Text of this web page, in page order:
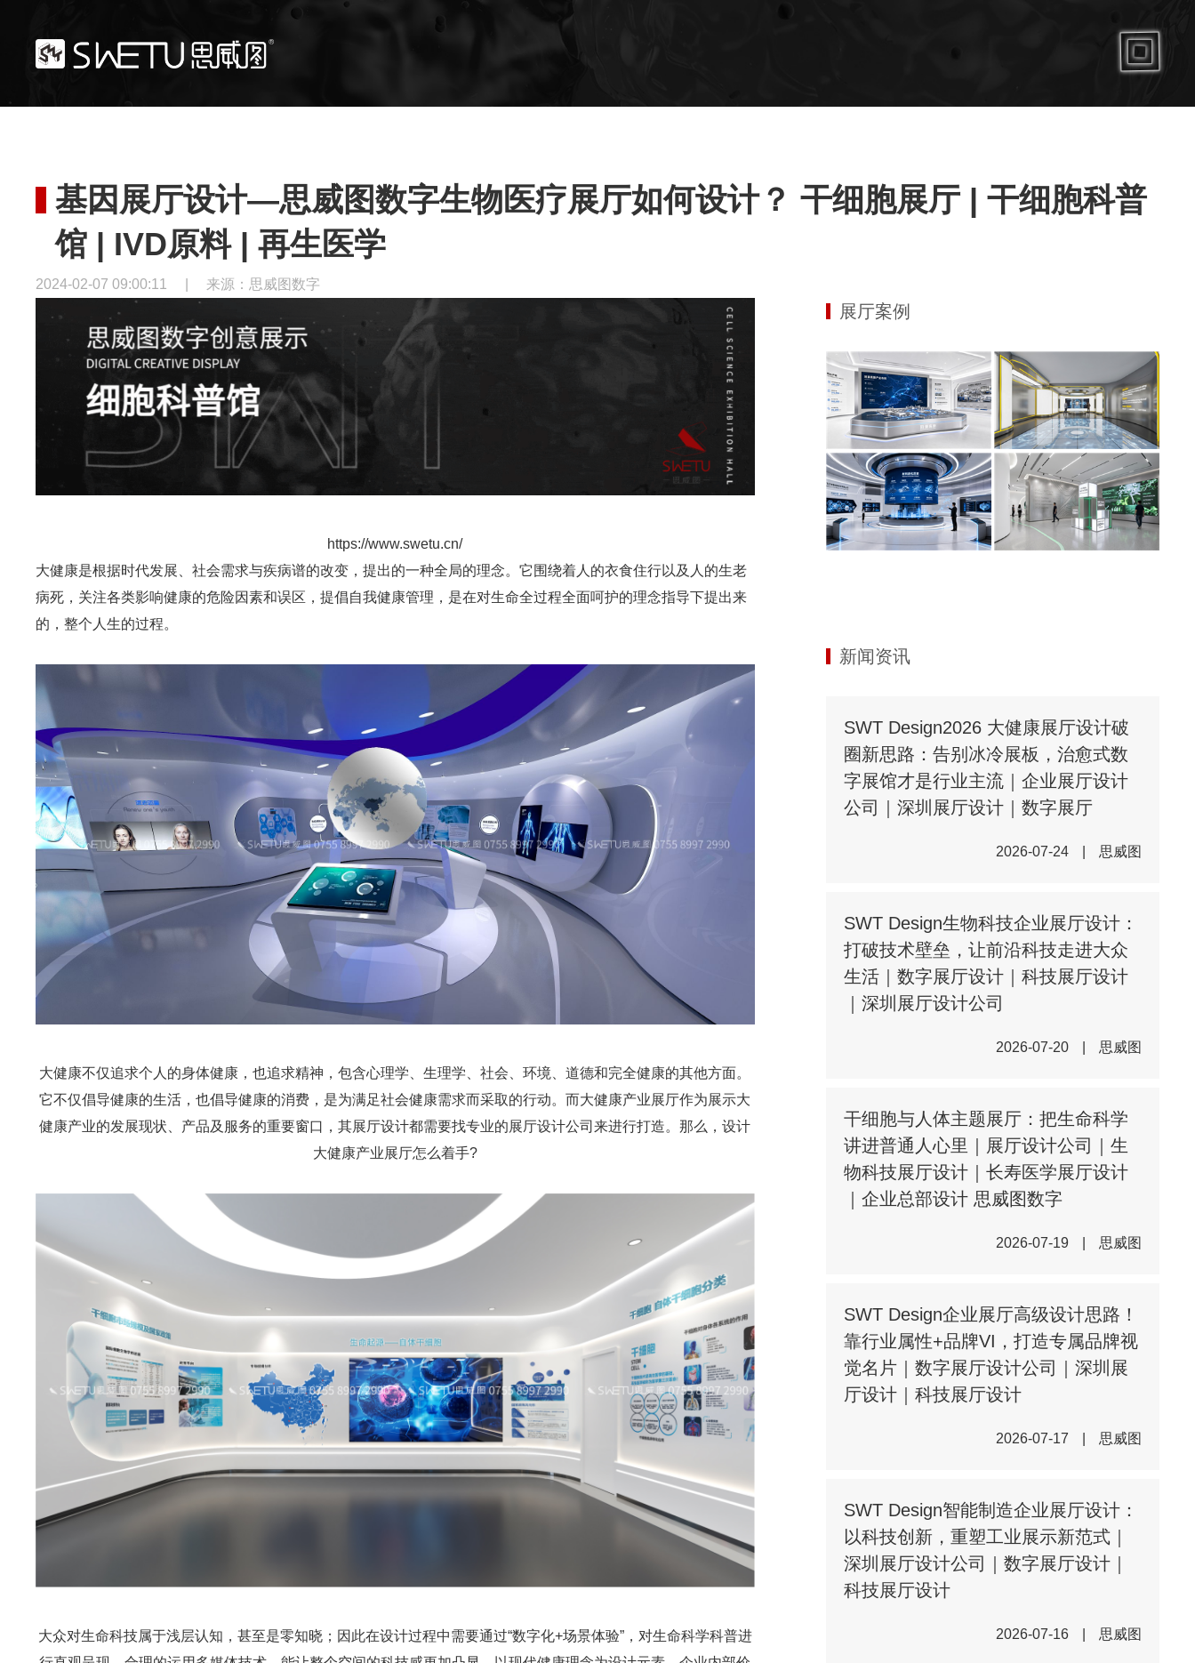
基因展厅设计—思威图数字生物医疗展厅如何设计？ 干细胞展厅 | 干细胞科普
馆 | IVD原料 | 再生医学
2024-02-07 09:00:11 来源：思威图数字
https://www.swetu.cn/
大健康是根据时代发展、社会需求与疾病谱的改变，提出的一种全局的理念。它围绕着人的衣食住行以及人的生老
病死，关注各类影响健康的危险因素和误区，提倡自我健康管理，是在对生命全过程全面呵护的理念指导下提出来
的，整个人生的过程。
大健康不仅追求个人的身体健康，也追求精神，包含心理学、生理学、社会、环境、道德和完全健康的其他方面。
它不仅倡导健康的生活，也倡导健康的消费，是为满足社会健康需求而采取的行动。而大健康产业展厅作为展示大
健康产业的发展现状、产品及服务的重要窗口，其展厅设计都需要找专业的展厅设计公司来进行打造。那么，设计
大健康产业展厅怎么着手?
大众对生命科技属于浅层认知，甚至是零知晓；因此在设计过程中需要通过“数字化+场景体验”，对生命科学科普进
展厅案例
新闻资讯
SWT Design2026 大健康展厅设计破
圈新思路：告别冰冷展板，治愈式数
字展馆才是行业主流｜企业展厅设计
公司｜深圳展厅设计｜数字展厅
2026-07-24 思威图
SWT Design生物科技企业展厅设计：
打破技术壁垒，让前沿科技走进大众
生活｜数字展厅设计｜科技展厅设计
｜深圳展厅设计公司
2026-07-20 思威图
干细胞与人体主题展厅：把生命科学
讲进普通人心里｜展厅设计公司｜生
物科技展厅设计｜长寿医学展厅设计
｜企业总部设计 思威图数字
2026-07-19 思威图
SWT Design企业展厅高级设计思路！
靠行业属性+品牌VI，打造专属品牌视
觉名片｜数字展厅设计公司｜深圳展
厅设计｜科技展厅设计
2026-07-17 思威图
SWT Design智能制造企业展厅设计：
以科技创新，重塑工业展示新范式｜
深圳展厅设计公司｜数字展厅设计｜
科技展厅设计
2026-07-16 思威图